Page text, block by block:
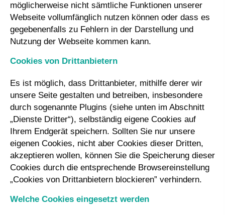
möglicherweise nicht sämtliche Funktionen unserer
Webseite vollumfänglich nutzen können oder dass es
gegebenenfalls zu Fehlern in der Darstellung und
Nutzung der Webseite kommen kann.
Cookies von Drittanbietern
Es ist möglich, dass Drittanbieter, mithilfe derer wir
unsere Seite gestalten und betreiben, insbesondere
durch sogenannte Plugins (siehe unten im Abschnitt
„Dienste Dritter“), selbständig eigene Cookies auf
Ihrem Endgerät speichern. Sollten Sie nur unsere
eigenen Cookies, nicht aber Cookies dieser Dritten,
akzeptieren wollen, können Sie die Speicherung dieser
Cookies durch die entsprechende Browsereinstellung
„Cookies von Drittanbietern blockieren” verhindern.
Welche Cookies eingesetzt werden